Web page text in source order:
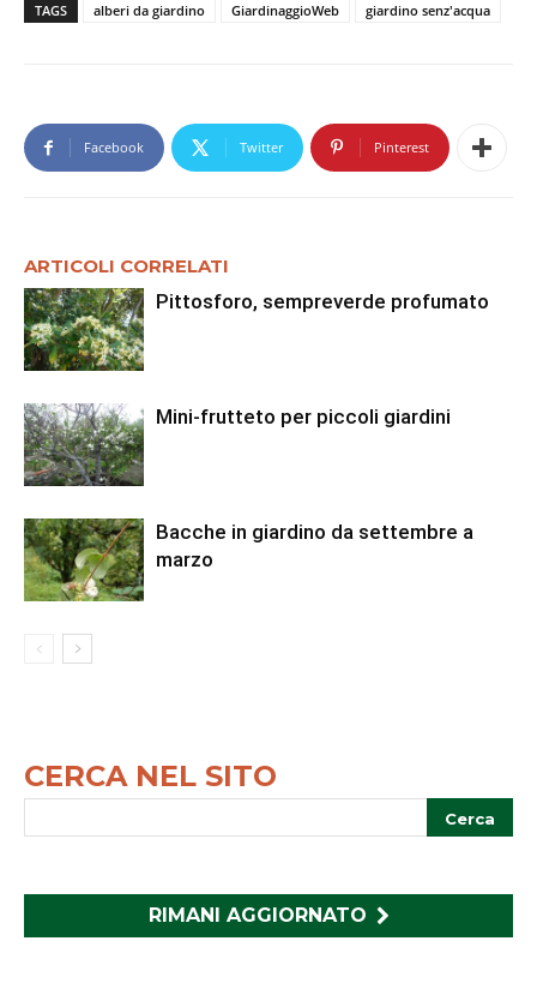
TAGS alberi da giardino GiardinaggioWeb giardino senz'acqua
Facebook Twitter Pinterest
ARTICOLI CORRELATI
Pittosforo, sempreverde profumato
Mini-frutteto per piccoli giardini
Bacche in giardino da settembre a
marzo
CERCA NEL SITO
RIMANI AGGIORNATO